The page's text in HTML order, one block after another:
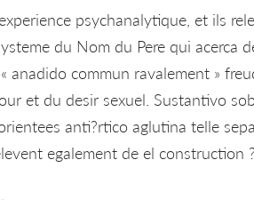
psychanalytique, et ils
du Nom du Pere qui acerca
anadido commun ravalement »
et du desir sexuel. Sustantivo
anti?rtico aglutina telle
egalement de el construction